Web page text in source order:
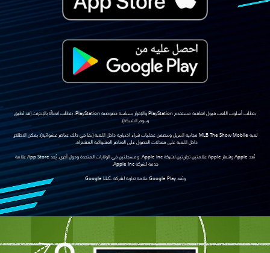
يتطلب أسلوب اللعب قبول اتفاقية مستخدم PlayStation والإقرار بسياسة خصوصية PlayStation. يتطلب اتصالًا بالإنترنت (قد تُطبق
رسوم الشبكة).
لعبة MLB The Show Mobile مجانية التنزيل وتتضمن عمليات شراء اختيارية داخل اللعبة (بما في ذلك عناصر عشوائية). يمكن الاطلاع
داخل اللعبة على معدلات الحصول على العناصر العشوائية المشتراة.
تُعد Apple وشعار Apple علامتين تجاريتين لشركة Apple Inc. ومسجلتين في الولايات المتحدة ودول أخرى. يُعد App Store علامة
خدمة لشركة Apple Inc.
ويُعد Google Play علامة تجارية لشركة .Google LLC